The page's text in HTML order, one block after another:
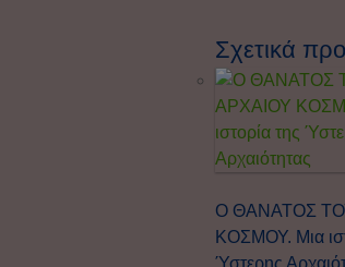
Σχετικά
Ο ΘΑΝΑΤΟΣ
ΚΟΣΜΟΥ. Μια
Ύστερης